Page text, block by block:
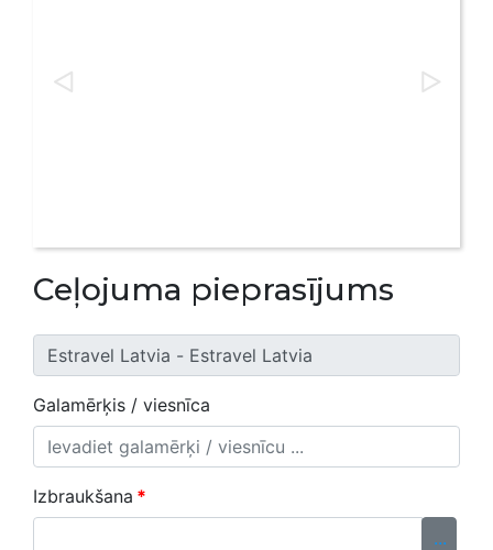
Ceļojuma pieprasījums
Galamērķis / viesnīca
Izbraukšana *
...